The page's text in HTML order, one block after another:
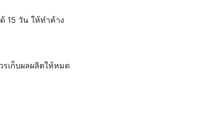
15 วัน ให้ทำค้าง
เก็บผลผลิตให้หมด